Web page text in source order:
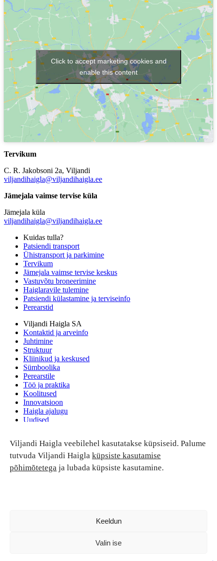
Viljandi Haigla veebilehel kasutatakse küpsiseid. Palume
tutvuda Viljandi Haigla küpsiste kasutamise
põhimõtetega ja lubada küpsiste kasutamine.
Keeldun
Valin ise
Click to accept marketing cookies and
enable this content
Tervikum
C. R. Jakobsoni 2a, Viljandi
viljandihaigla@viljandihaigla.ee
Jämejala vaimse tervise küla
Jämejala küla
viljandihaigla@viljandihaigla.ee
Kuidas tulla?
Patsiendi transport
Ühistransport ja parkimine
Tervikum
Jämejala vaimse tervise keskus
Vastuvõtu broneerimine
Haiglaravile tulemine
Patsiendi külastamine ja terviseinfo
Perearstid
Viljandi Haigla SA
Kontaktid ja arveinfo
Juhtimine
Struktuur
Kliinikud ja keskused
Sümboolika
Perearstile
Töö ja praktika
Koolitused
Innovatsioon
Haigla ajalugu
Uudised
Patsiendi turvalisus ja õigused
Patsiendi õigused ja kohustused
Patsiendiohutus
Patsientide nõukoda